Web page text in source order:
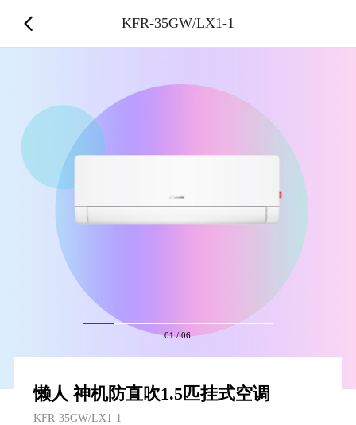
01/06
懒人 神机防直吹1.5匹挂式空调
KFR-35GW/LX1-1
KFR-35GW/LX1-1